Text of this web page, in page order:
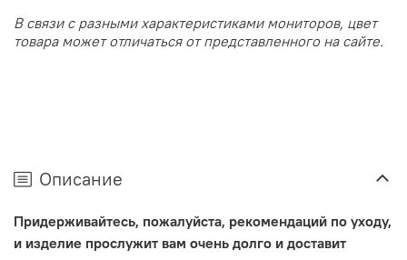
В связи с разными характеристиками мониторов, цвет
товара может отличаться от представленного на сайте.
Описание
Придерживайтесь, пожалуйста, рекомендаций по уходу,
и изделие прослужит вам очень долго и доставит